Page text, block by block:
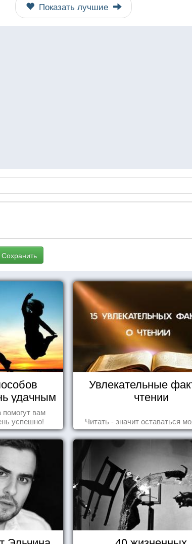
Показать лучшие
Сохранить
удачным
помогут вам
успешно!
Увлекательные
чтении
Читать - значит оставаться